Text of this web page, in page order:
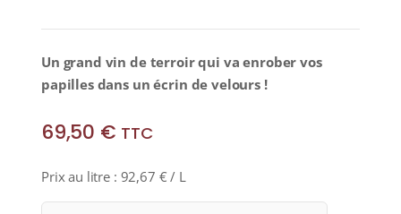
Un grand vin de terroir qui va enrober vos
papilles dans un écrin de velours !
69,50 € TTC
Prix au litre : 92,67 € / L